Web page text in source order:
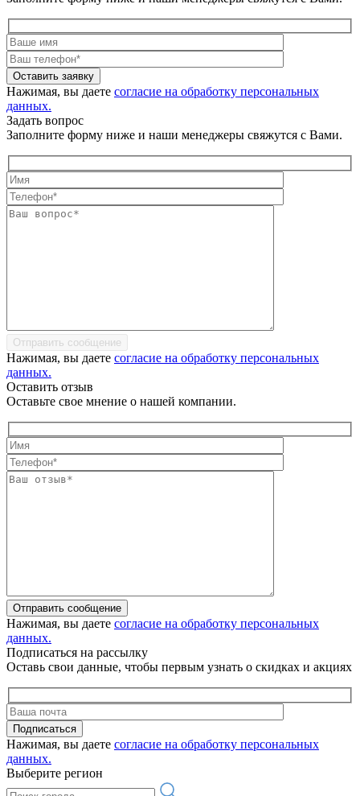
Оставить заявку
Нажимая, вы даете согласие на обработку персональных
данных.
Задать вопрос
Заполните форму ниже и наши менеджеры свяжутся с Вами.
Отправить сообщение
Нажимая, вы даете согласие на обработку персональных
данных.
Оставить отзыв
Оставьте свое мнение о нашей компании.
Отправить сообщение
Нажимая, вы даете согласие на обработку персональных
данных.
Подписаться на рассылку
Оставь свои данные, чтобы первым узнать о скидках и акциях
Подписаться
Нажимая, вы даете согласие на обработку персональных
данных.
Выберите регион